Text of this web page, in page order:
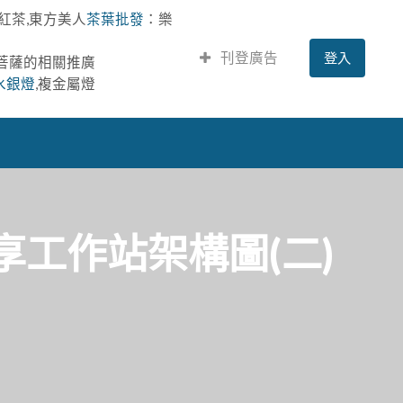
茶,東方美人 茶葉批發 ：樂
薩的相關推廣
銀燈 ,複金屬燈
刊登廣告 登入
工作站架構圖(二)